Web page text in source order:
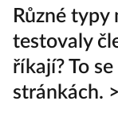
Různé
testovaly
říkají? To
stránkách.